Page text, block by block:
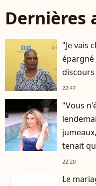
Dernières
"Je vais
épargné
22:47
"Vous
tenait
22:20
Le